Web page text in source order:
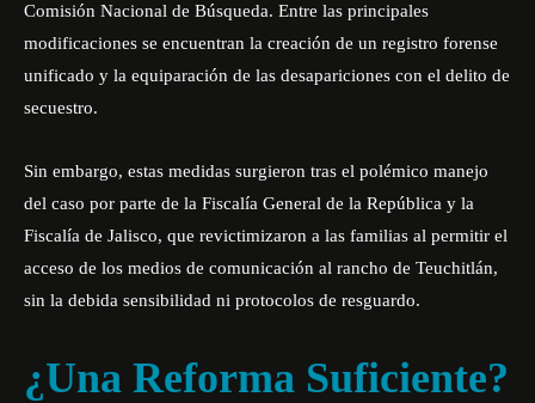
Comisión Nacional de Búsqueda. Entre las principales
modificaciones se encuentran la creación de un registro forense
unificado y la equiparación de las desapariciones con el delito de
secuestro.
Sin embargo, estas medidas surgieron tras el polémico manejo
del caso por parte de la Fiscalía General de la República y la
Fiscalía de Jalisco, que revictimizaron a las familias al permitir el
acceso de los medios de comunicación al rancho de Teuchitlán,
sin la debida sensibilidad ni protocolos de resguardo.
¿Una Reforma Suficiente?